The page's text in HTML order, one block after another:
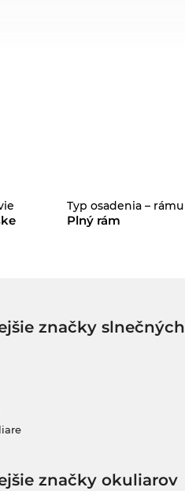
Typ osadenia – rámu
Plný rám
značky
značky okuliarov